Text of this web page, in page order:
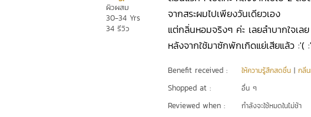
ผิวผสม
30-34 Yrs
34 รีวิว
จากสระผมไปเพียงวันเดียวเอง
แต่กลิ่นหอมจริงๆ ค่ะ เลยลำบากใจเล
หลังจากใช้มาซักพักเกิดแย่เสียแล้ว :'(
Benefit received : ให้ความรู้สึกสดชื่น | กลิ่
Shopped at : อื่น ๆ
Reviewed when : กำลังจะใช้หมดในไม่ช้า